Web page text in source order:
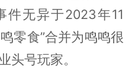
件无异于2023年11
零食”合并为鸣鸣很
头号玩家。